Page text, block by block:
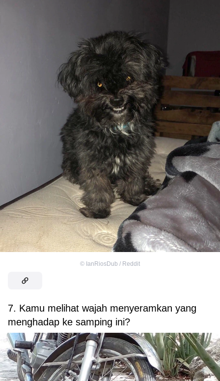
© IanRiosDub / Reddit
7. Kamu melihat wajah menyeramkan yang
menghadap ke samping ini?